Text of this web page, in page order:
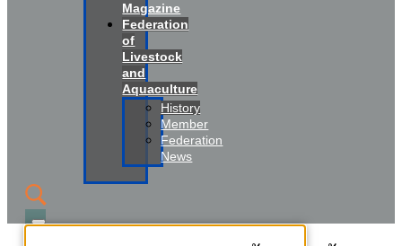
Magazine
Federation
of
Livestock
and
Aquaculture
History
Member
Federation
News